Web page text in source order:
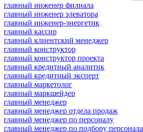
главный инженер филиала
главный инженер элеватора
главный инженер-энергетик
главный кассир
главный клиентский менеджер
главный конструктор
главный конструктор проекта
главный кредитный аналитик
главный кредитный эксперт
главный маркетолог
главный маркшейдер
главный менеджер
главный менеджер отдела продаж
главный менеджер по персоналу
главный менеджер по подбору персонала